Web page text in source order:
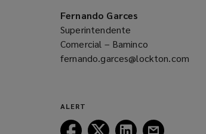
a
new
window)
Fernando Garces
Superintendente
Comercial – Baminco
fernando.garces@lockton.com
ALERT
Follow Follow Follow